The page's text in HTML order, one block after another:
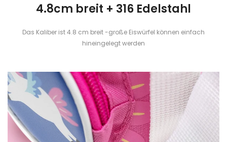
4.8cm breit + 316 Edelstahl
Das Kaliber ist 4.8 cm breit -große Eiswürfel können einfach
hineingelegt werden